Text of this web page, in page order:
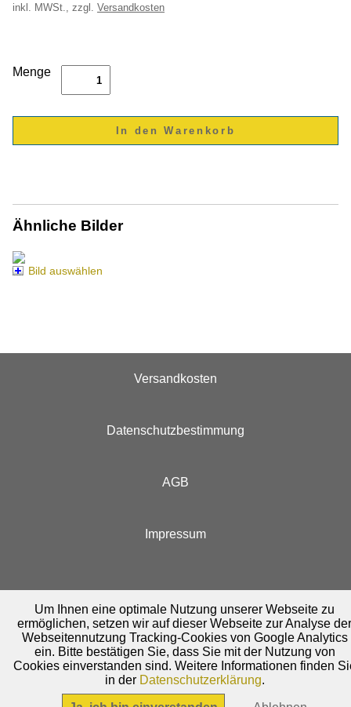
inkl. MWSt., zzgl. Versandkosten
Menge
Ähnliche Bilder
Bild auswählen
Versandkosten
Datenschutzbestimmung
AGB
Impressum
Um Ihnen eine optimale Nutzung unserer Webseite zu
ermöglichen, setzen wir auf dieser Webseite zur Analyse
Webseitennutzung Tracking-Cookies von Google Analytics
ein. Bitte bestätigen Sie, dass Sie mit der Nutzung von
Cookies einverstanden sind. Weitere Informationen finden
in der Datenschutzerklärung.